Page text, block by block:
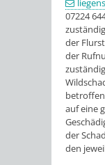
07224
der
der
auf eine
der
den